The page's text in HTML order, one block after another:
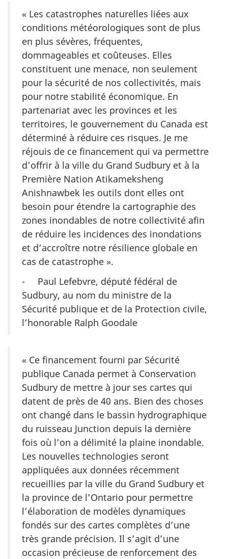
« Les catastrophes naturelles liées aux
conditions météorologiques sont de plus
en plus sévères, fréquentes,
dommageables et coûteuses. Elles
constituent une menace, non seulement
pour la sécurité de nos collectivités, mais
pour notre stabilité économique. En
partenariat avec les provinces et les
territoires, le gouvernement du Canada est
déterminé à réduire ces risques. Je me
réjouis de ce financement qui va permettre
d’offrir à la ville du Grand Sudbury et à la
Première Nation Atikameksheng
Anishnawbek les outils dont elles ont
besoin pour étendre la cartographie des
zones inondables de notre collectivité afin
de réduire les incidences des inondations
et d’accroître notre résilience globale en
cas de catastrophe ».
- Paul Lefebvre, député fédéral de
Sudbury, au nom du ministre de la
Sécurité publique et de la Protection civile,
l’honorable Ralph Goodale
« Ce financement fourni par Sécurité
publique Canada permet à Conservation
Sudbury de mettre à jour ses cartes qui
datent de près de 40 ans. Bien des choses
ont changé dans le bassin hydrographique
du ruisseau Junction depuis la dernière
fois où l’on a délimité la plaine inondable.
Les nouvelles technologies seront
appliquées aux données récemment
recueillies par la ville du Grand Sudbury et
la province de l’Ontario pour permettre
l’élaboration de modèles dynamiques
fondés sur des cartes complètes d’une
très grande précision. Il s’agit d’une
occasion précieuse de renforcement des